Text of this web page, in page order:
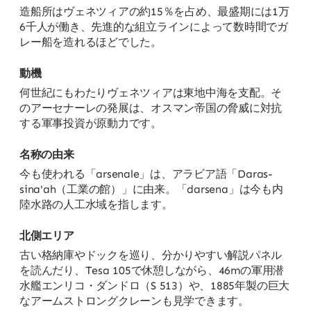
造船所はヴェネツィアの約15％を占め、最盛期には1万
6千人が働き、先進的な組立ラインによって数時間でガ
レー船を造れるほどでした。
動機
何世紀にもわたりヴェネツィアは東地中海を支配。そ
のアーセナーレの発展は、オスマン帝国の脅威に対抗
する軍事投資が原動力です。
名称の由来
今も使われる「arsenale」は、アラビア語「Daras-
sina'ah（工業の館）」に由来。「darsena」は今も内
陸水路の人工水域を指します。
北側エリア
古い格納庫やドックを巡り、分かりやすい解説パネル
を読んだり、Tesa 105で休憩しながら、46mの軍用潜
水艦エンリコ・ダンドロ（S 513）や、1885年製の巨大
なアームストロングクレーンも見学できます。